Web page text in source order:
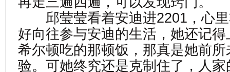
邱莹莹看着安迪进2201，心里
好向往参与安迪的生活，她还记
希尔顿吃的那顿饭，那真是她前
验。可她终究还是克制住了，人